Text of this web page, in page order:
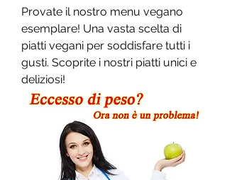
Provate il nostro menu vegano
esemplare! Una vasta scelta di
piatti vegani per soddisfare tutti i
gusti. Scoprite i nostri piatti unici e
deliziosi!